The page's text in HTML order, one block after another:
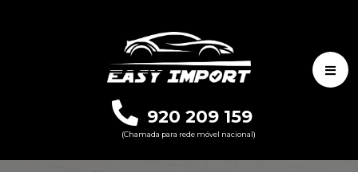
920 209 159
(Chamada para rede móvel nacional)